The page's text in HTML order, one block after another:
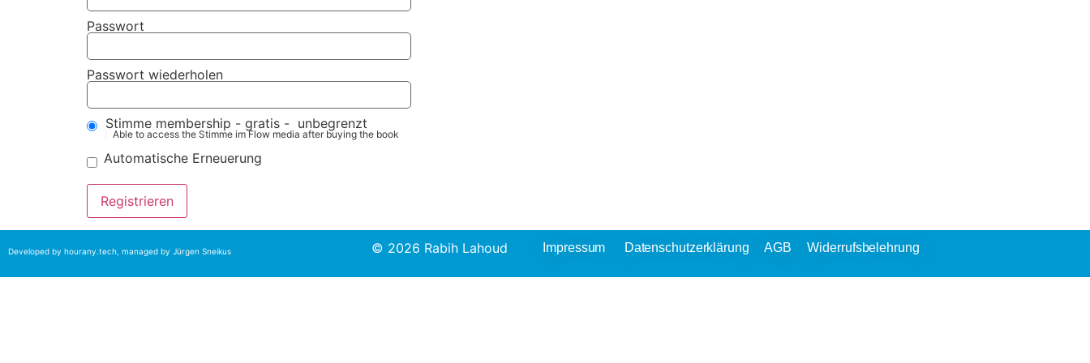
Passwort
Passwort wiederholen
Stimme membership - gratis - unbegrenzt
Able to access the Stimme im Flow media after buying the book
Automatische Erneuerung
Developed by hourany.tech , managed by Jürgen Sneikus © 2026 Rabih Lahoud Impressum Datenschutzerklärung AGB Widerrufsbelehrung